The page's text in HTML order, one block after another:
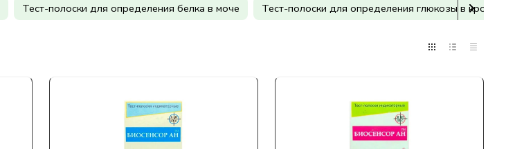
Тест-полоски для определения белка в моче Тест-полоски для определения глюкозы в крови